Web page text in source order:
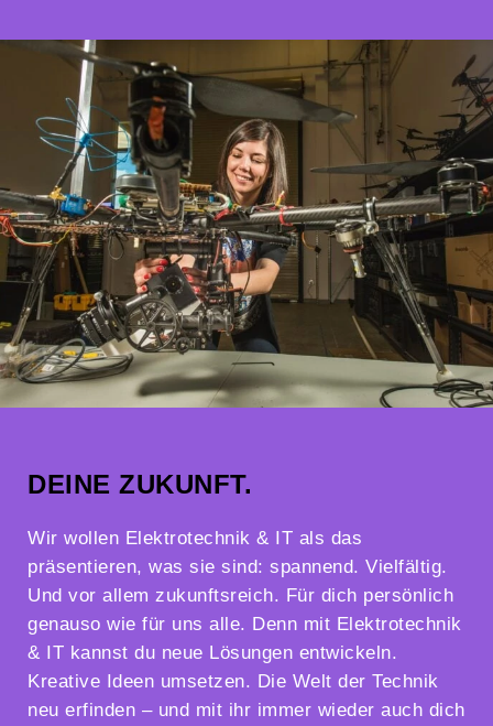
DEINE ZUKUNFT.
Wir wollen Elektrotechnik & IT als das
präsentieren, was sie sind: spannend. Vielfältig.
Und vor allem zukunftsreich. Für dich persönlich
genauso wie für uns alle. Denn mit Elektrotechnik
& IT kannst du neue Lösungen entwickeln.
Kreative Ideen umsetzen. Die Welt der Technik
neu erfinden – und mit ihr immer wieder auch dich